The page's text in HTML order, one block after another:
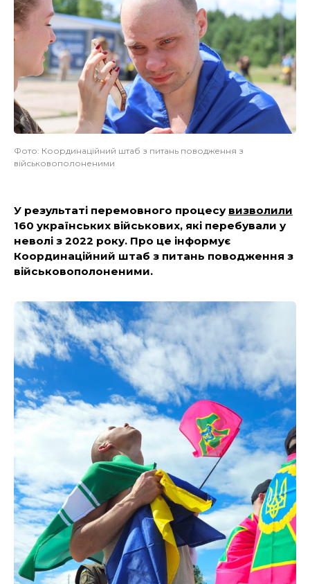
Фото: Координаційний штаб з питань поводження з
військовополоненими
У результаті перемовного процесу визволили
160 українських військових, які перебували у
неволі з 2022 року. Про це інформує
Координаційний штаб з питань поводження з
військовополоненими.